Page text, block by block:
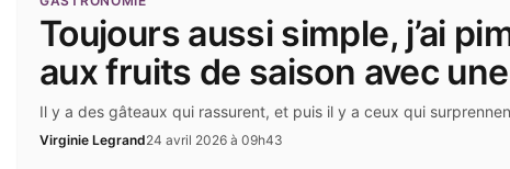
Toujours aussi simple, j’ai
aux fruits de saison avec
Il y a des gâteaux qui rassurent, et puis il y a ceux qui
Virginie Legrand24 avril 2026 à 09h43